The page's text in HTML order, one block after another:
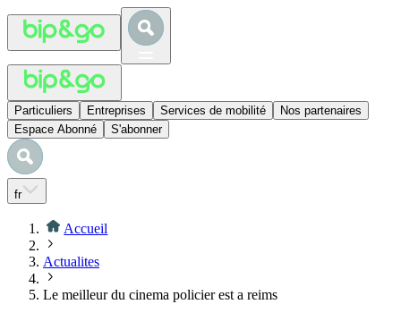
Particuliers Entreprises Services de mobilité
Nos partenaires
Espace Abonné
S'abonner
fr
Accueil
Actualites
Le meilleur du cinema policier est a reims